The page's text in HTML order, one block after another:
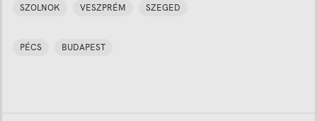
SZOLNOK VESZPRÉM SZEGED
PÉCS BUDAPEST